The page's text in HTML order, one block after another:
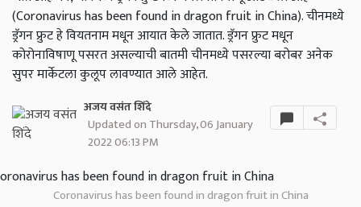
(Coronavirus has been found in dragon fruit in China). चीनमध्ये
ड्रॅगन फ्रुट हे वियतनाम मधून आयात केले जातात. ड्रॅगन फ्रुट मधून
कोरोनाविषाणू पसरत असल्याची बातमी चीनमध्ये पसरल्या बरोबर अनेक
सुपर मार्केटला कुलूप लावण्यात आले आहेत.
अजय वसंत शिंदे
Updated on Thursday, 06 January
2022 06:13 PM
Coronavirus has been found in dragon fruit in China